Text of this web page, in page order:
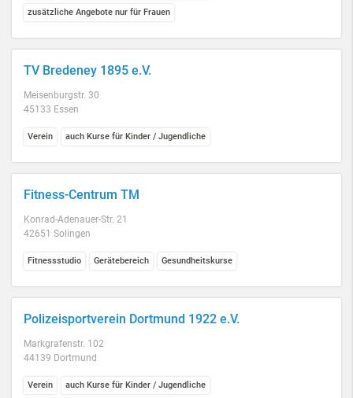
zusätzliche Angebote nur für Frauen
TV Bredeney 1895 e.V.
Meisenburgstr. 30
45133 Essen
Verein auch Kurse für Kinder / Jugendliche
Fitness-Centrum TM
Konrad-Adenauer-Str. 21
42651 Solingen
Fitnessstudio Gerätebereich Gesundheitskurse
Polizeisportverein Dortmund 1922 e.V.
Markgrafenstr. 102
44139 Dortmund
Verein auch Kurse für Kinder / Jugendliche